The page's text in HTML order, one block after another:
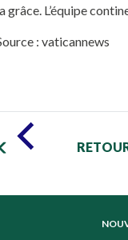
grâce. L’équipe
: vaticannews